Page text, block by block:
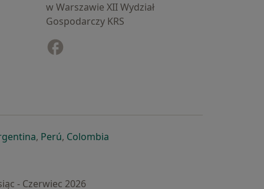
w Warszawie XII Wydział
Gospodarczy KRS
karcie
w nowej karcie
się w nowej karcie
otwiera się w nowej karcie
, Perúotwiera się w nowej karcie
, Colombiaotwiera się w nowej karcie
- Czerwiec 2026